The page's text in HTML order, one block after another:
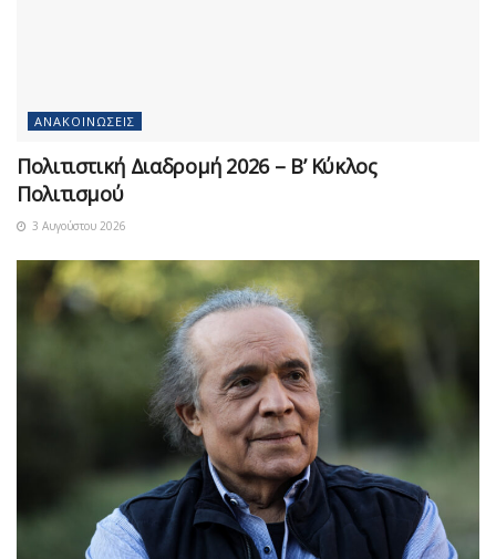
ΑΝΑΚΟΙΝΏΣΕΙΣ
Πολιτιστική Διαδρομή 2026 – Β’ Κύκλος
Πολιτισμού
3 Αυγούστου 2026